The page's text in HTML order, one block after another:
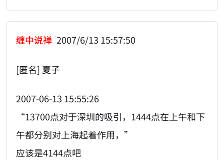
缠中说禅 2007/6/13 15:57:50
[匿名] 夏子
2007-06-13 15:55:26
“13700点对于深圳的吸引，1444点在上午和下
午都分别对上海起着作用，”
应该是4144点吧